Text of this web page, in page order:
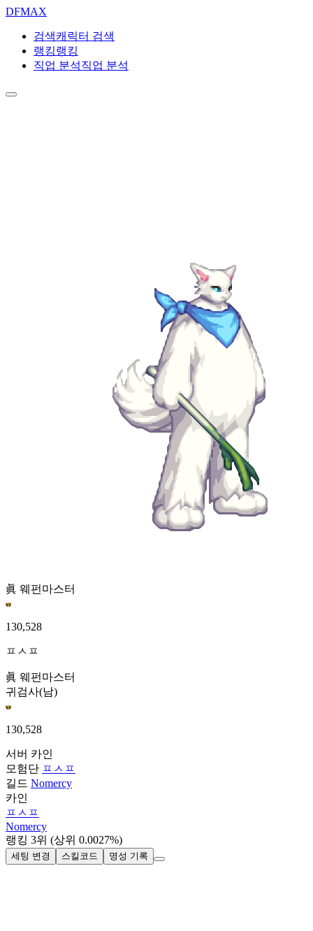
DFMAX
검색캐릭터 검색
랭킹랭킹
직업 분석직업 분석
眞 웨펀마스터
130,528
ㅍㅅㅍ
眞 웨펀마스터
귀검사(남)
130,528
서버 카인
모험단 ㅍㅅㅍ
길드 Nomercy
카인
ㅍㅅㅍ
Nomercy
랭킹 3위 (상위 0.0027%)
세팅 변경 스킬코드 명성 기록